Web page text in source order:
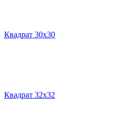
Квадрат 30х30
Квадрат 32х32